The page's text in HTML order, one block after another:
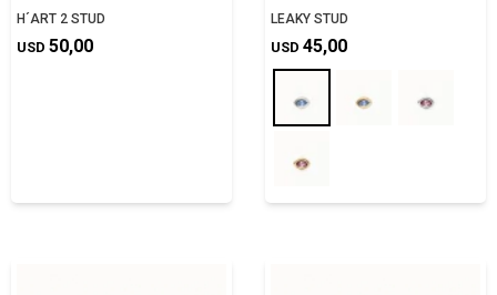
H´ART 2 STUD
USD 50,00
LEAKY STUD
USD 45,00